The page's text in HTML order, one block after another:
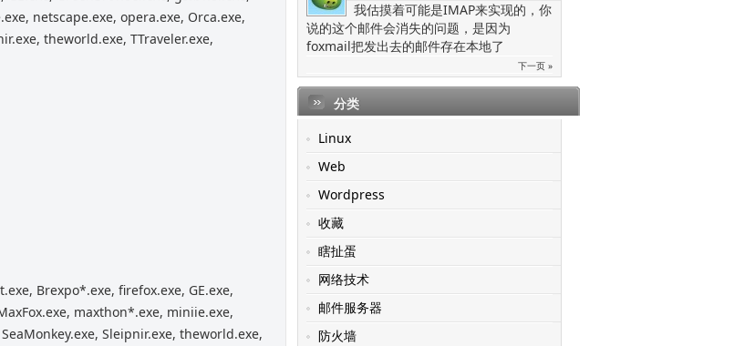
netscape.exe, opera.exe, Orca.exe,
theworld.exe, TTraveler.exe,
Brexpo*.exe, firefox.exe, GE.exe,
maxthon*.exe, miniie.exe,
Sleipnir.exe, theworld.exe,
我估摸着可能是IMAP来实现的，你
说的这个邮件会消失的问题，是因为
foxmail把发出去的邮件存在本地了
下一页 »
分类
Linux
Web
Wordpress
收藏
瞎扯蛋
网络技术
邮件服务器
防火墙